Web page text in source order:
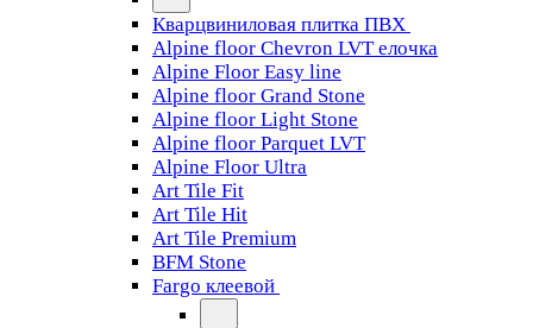
Кварцвиниловая плитка ПВХ
Alpine floor Chevron LVT елочка
Alpine Floor Easy line
Alpine floor Grand Stone
Alpine floor Light Stone
Alpine floor Parquet LVT
Alpine Floor Ultra
Art Tile Fit
Art Tile Hit
Art Tile Premium
BFM Stone
Fargo клеевой